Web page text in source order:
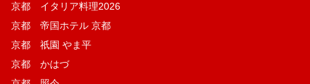
京都 イタリア料理2026
京都 帝国ホテル 京都
京都 祇園 やま平
京都 かはづ